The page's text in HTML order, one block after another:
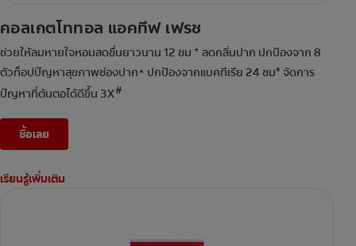
คอลเกตโททอล แอคทีฟ เฟรช
ช่วยให้ลมหายใจหอมสดชื่นยาวนาน 12 ชม + ลดกลิ่นปาก ปกป้องจาก 8
ตัวท็อปปัญหาสุขภาพช่องปาก^ ปกป้องจากแบคทีเรีย 24 ชม* จัดการ
ปัญหาที่ต้นตอได้ดีขึ้น 3X#
ซื้อเลย
เรียนรู้เพิ่มเติม